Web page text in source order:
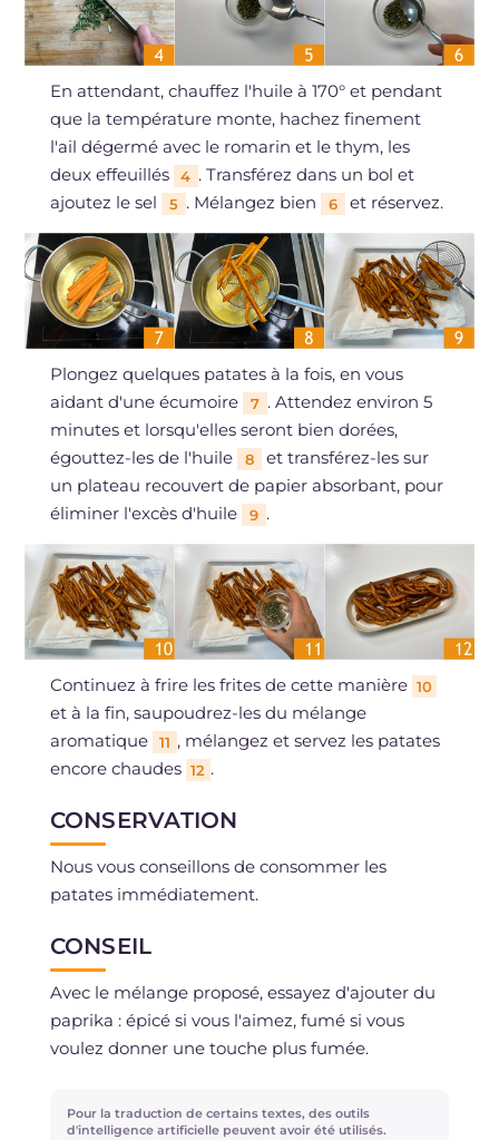
En attendant, chauffez l'huile à 170° et pendant
que la température monte, hachez finement
l'ail dégermé avec le romarin et le thym, les
deux effeuillés
4 . Transférez dans un bol et
ajoutez le sel
5 . Mélangez bien 6 et réservez.
Plongez quelques patates à la fois, en vous
aidant d'une écumoire
7 . Attendez environ 5
minutes et lorsqu'elles seront bien dorées,
égouttez-les de l'huile
8
et transférez-les sur
un plateau recouvert de papier absorbant, pour
éliminer l'excès d'huile
9 .
Continuez à frire les frites de cette manière 10
et à la fin, saupoudrez-les du mélange
aromatique
11 , mélangez et servez les patates
encore chaudes 12 .
CONSERVATION
Nous vous conseillons de consommer les
patates immédiatement.
CONSEIL
Avec le mélange proposé, essayez d'ajouter du
paprika : épicé si vous l'aimez, fumé si vous
voulez donner une touche plus fumée.
Pour la traduction de certains textes, des outils
d'intelligence artificielle peuvent avoir été utilisés.